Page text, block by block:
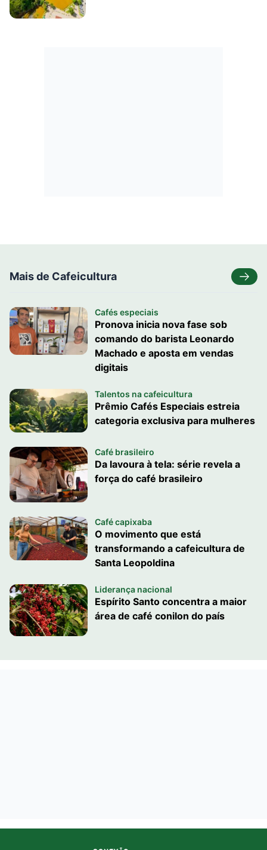
Mais de Cafeicultura
Cafés especiais
Pronova inicia nova fase sob
comando do barista Leonardo
Machado e aposta em vendas
digitais
Talentos na cafeicultura
Prêmio Cafés Especiais estreia
categoria exclusiva para mulheres
Café brasileiro
Da lavoura à tela: série revela a
força do café brasileiro
Café capixaba
O movimento que está
transformando a cafeicultura de
Santa Leopoldina
Liderança nacional
Espírito Santo concentra a maior
área de café conilon do país